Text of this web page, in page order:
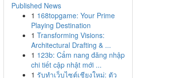
Published News
1 168topgame: Your Prime
Playing Destination
1 Transforming Visions:
Architectural Drafting & ...
1 123b: Cẩm nang đăng nhập
chi tiết cập nhật mới ...
1 รับทำเว็บไซต์เชียงใหม่: ตัว